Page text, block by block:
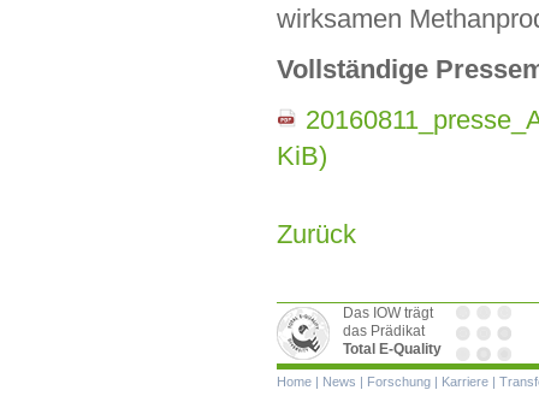
wirksamen
Vollständige
KiB)
Zurück
Das IOW trägt
das Prädikat
Total E-Quality
Navigation
überspringen
Home | News | Forschung | Karriere |